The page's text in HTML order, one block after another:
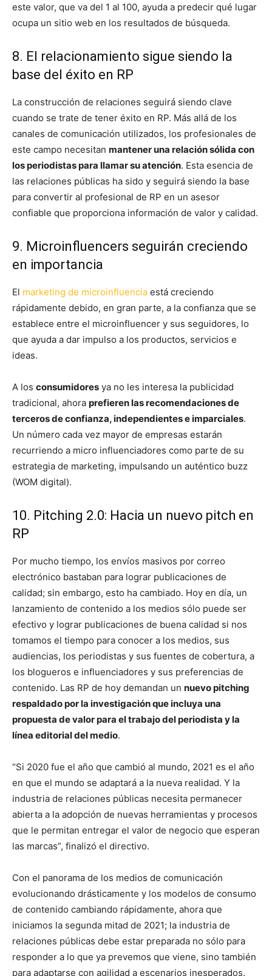
este valor, que va del 1 al 100, ayuda a predecir qué lugar
ocupa un sitio web en los resultados de búsqueda.
8. El relacionamiento sigue siendo la
base del éxito en RP
La construcción de relaciones seguirá siendo clave
cuando se trate de tener éxito en RP. Más allá de los
canales de comunicación utilizados, los profesionales de
este campo necesitan mantener una relación sólida con
los periodistas para llamar su atención. Esta esencia de
las relaciones públicas ha sido y seguirá siendo la base
para convertir al profesional de RP en un asesor
confiable que proporciona información de valor y calidad.
9. Microinfluencers seguirán creciendo
en importancia
El marketing de microinfluencia está creciendo
rápidamente debido, en gran parte, a la confianza que se
establece entre el microinfluencer y sus seguidores, lo
que ayuda a dar impulso a los productos, servicios e
ideas.
A los consumidores ya no les interesa la publicidad
tradicional, ahora prefieren las recomendaciones de
terceros de confianza, independientes e imparciales.
Un número cada vez mayor de empresas estarán
recurriendo a micro influenciadores como parte de su
estrategia de marketing, impulsando un auténtico buzz
(WOM digital).
10. Pitching 2.0: Hacia un nuevo pitch en
RP
Por mucho tiempo, los envíos masivos por correo
electrónico bastaban para lograr publicaciones de
calidad; sin embargo, esto ha cambiado. Hoy en día, un
lanzamiento de contenido a los medios sólo puede ser
efectivo y lograr publicaciones de buena calidad si nos
tomamos el tiempo para conocer a los medios, sus
audiencias, los periodistas y sus fuentes de cobertura, a
los blogueros e influenciadores y sus preferencias de
contenido. Las RP de hoy demandan un nuevo pitching
respaldado por la investigación que incluya una
propuesta de valor para el trabajo del periodista y la
línea editorial del medio.
“Si 2020 fue el año que cambió al mundo, 2021 es el año
en que el mundo se adaptará a la nueva realidad. Y la
industria de relaciones públicas necesita permanecer
abierta a la adopción de nuevas herramientas y procesos
que le permitan entregar el valor de negocio que esperan
las marcas”, finalizó el directivo.
Con el panorama de los medios de comunicación
evolucionando drásticamente y los modelos de consumo
de contenido cambiando rápidamente, ahora que
iniciamos la segunda mitad de 2021; la industria de
relaciones públicas debe estar preparada no sólo para
responder a lo que ya prevemos que viene, sino también
para adaptarse con agilidad a escenarios inesperados.